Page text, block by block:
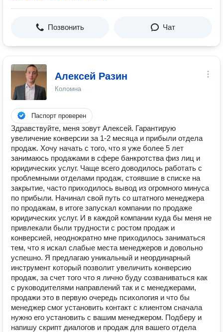
Позвонить Чат
Алексей Разин
Коломна
Паспорт проверен
Здравствуйте, меня зовут Алексей. Гарантирую
увеличение конверсии за 1-2 месяца и прибыли отдела
продаж. Хочу начать с того, что я уже более 5 лет
занимаюсь продажами в сфере банкротства физ лиц и
юридических услуг. Чаще всего доводилось работать с
проблемными отделами продаж, стоявшие в списке на
закрытие, часто приходилось вывод из огромного минуса
по прибыли. Начинал свой путь со штатного менеджера
по продажам, в итоге запускал компании по продаже
юридических услуг. И в каждой компании куда бы меня не
привлекали были трудности с ростом продаж и
конверсией, неоднократно мне приходилось заниматься
тем, что я искал слабые места менеджеров и довольно
успешно. Я предлагаю уникальный и неординарный
инструмент который позволит увеличить конверсию
продаж, за счет того что я лично буду созваниваться как
с руководителями направлений так и с менеджерами,
продажи это в первую очередь психология и что бы
менеджер смог установить контакт с клиентом сначала
нужно его установить с вашим менеджером. Подберу и
напишу скрипт диалогов и продаж для вашего отдела